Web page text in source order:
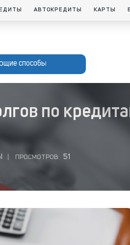
АВТОКРЕДИТЫ КАРТЫ
способы
по
ПРОСМОТРОВ: 51